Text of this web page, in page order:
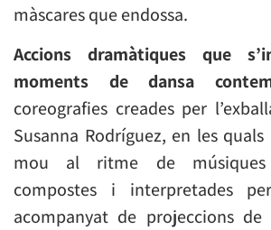
màscares que endossa.
Accions dramàtiques que
moments de dansa
coreografies creades per
Susanna Rodríguez, en les
mou al ritme de músiques
compostes i interpretades
acompanyat de projeccions